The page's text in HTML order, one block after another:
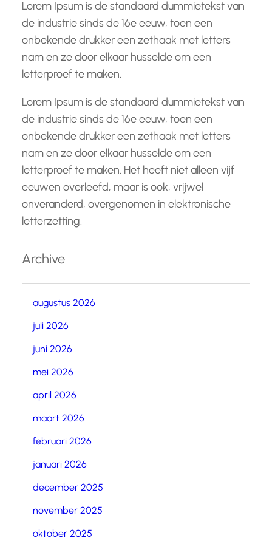
Lorem Ipsum is de standaard dummietekst van
de industrie sinds de 16e eeuw, toen een
onbekende drukker een zethaak met letters
nam en ze door elkaar husselde om een
letterproef te maken.
Lorem Ipsum is de standaard dummietekst van
de industrie sinds de 16e eeuw, toen een
onbekende drukker een zethaak met letters
nam en ze door elkaar husselde om een
letterproef te maken. Het heeft niet alleen vijf
eeuwen overleefd, maar is ook, vrijwel
onveranderd, overgenomen in elektronische
letterzetting.
Archive
augustus 2026
juli 2026
juni 2026
mei 2026
april 2026
maart 2026
februari 2026
januari 2026
december 2025
november 2025
oktober 2025